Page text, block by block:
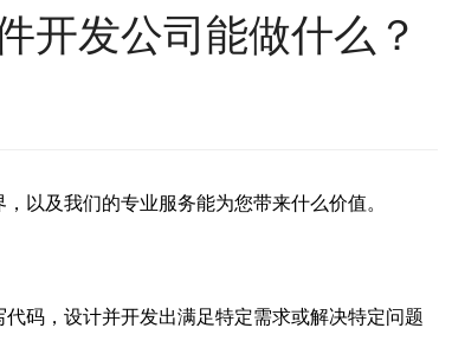
开发公司能做什么？
以及我们的专业服务能为您带来什么价值。
码，设计并开发出满足特定需求或解决特定问题